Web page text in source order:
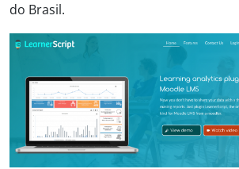
do Brasil.